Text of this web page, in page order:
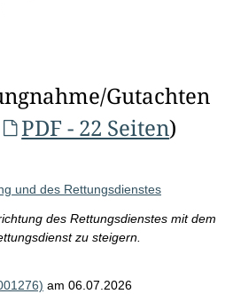
Gutachten
PDF - 22 Seiten)
und des Rettungsdienstes
des Rettungsdienstes mit dem
zu steigern.
am 06.07.2026